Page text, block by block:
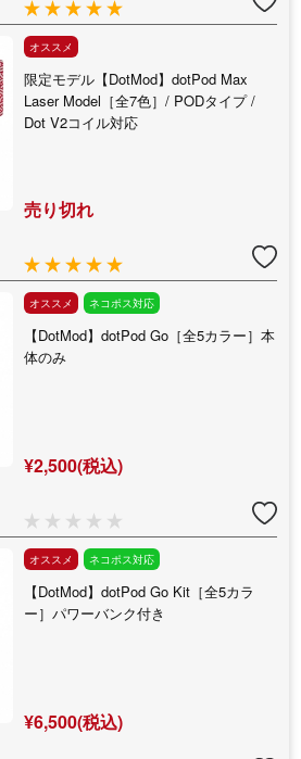
オススメ
限定モデル【DotMod】dotPod Max
Laser Model［全7色］/ PODタイプ /
Dot V2コイル対応
売り切れ
オススメ ネコポス対応
【DotMod】dotPod Go［全5カラー］本
体のみ
¥2,500(税込)
オススメ ネコポス対応
【DotMod】dotPod Go Kit［全5カラ
ー］パワーバンク付き
¥6,500(税込)